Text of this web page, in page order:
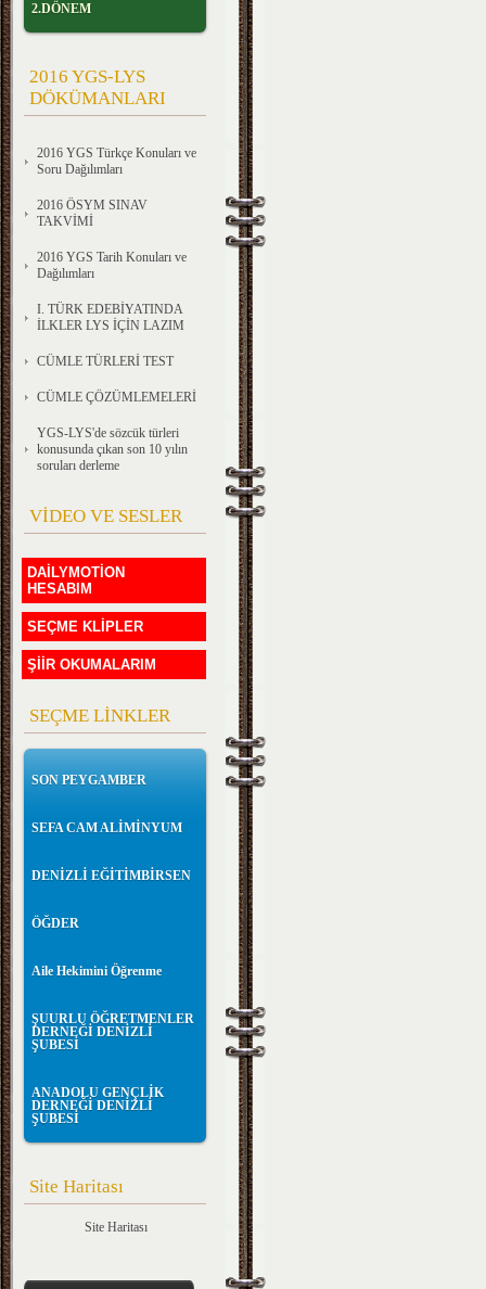
2.DÖNEM
2016 YGS-LYS
DÖKÜMANLARI
2016 YGS Türkçe Konuları ve
Soru Dağılımları
2016 ÖSYM SINAV
TAKVİMİ
2016 YGS Tarih Konuları ve
Dağılımları
I. TÜRK EDEBİYATINDA
İLKLER LYS İÇİN LAZIM
CÜMLE TÜRLERİ TEST
CÜMLE ÇÖZÜMLEMELERİ
YGS-LYS'de sözcük türleri
konusunda çıkan son 10 yılın
soruları derleme
VİDEO VE SESLER
DAİLYMOTİON
HESABIM
SEÇME KLİPLER
ŞİİR OKUMALARIM
SEÇME LİNKLER
SON PEYGAMBER
SEFA CAM ALİMİNYUM
DENİZLİ EĞİTİMBİRSEN
ÖĞDER
Aile Hekimini Öğrenme
ŞUURLU ÖĞRETMENLER
DERNEĞİ DENİZLİ
ŞUBESİ
ANADOLU GENÇLİK
DERNEĞİ DENİZLİ
ŞUBESİ
Site Haritası
Site Haritası